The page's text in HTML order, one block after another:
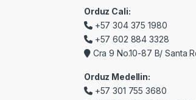
Orduz Cali:
+57 304 375 1980
+57 602 884 3328
Cra 9 No.10-87 B/ Santa
Orduz Medellin:
+57 301 755 3680